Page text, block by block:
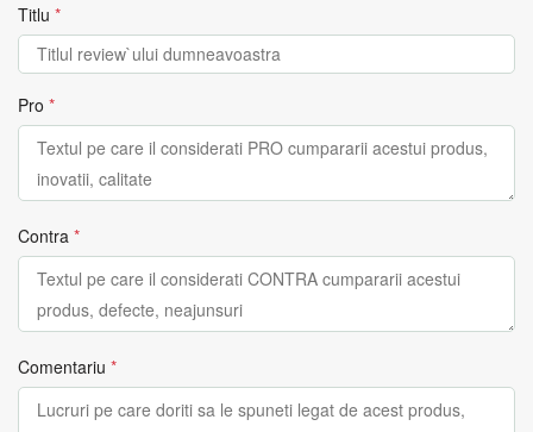
Titlu *
Pro *
Contra *
Comentariu *